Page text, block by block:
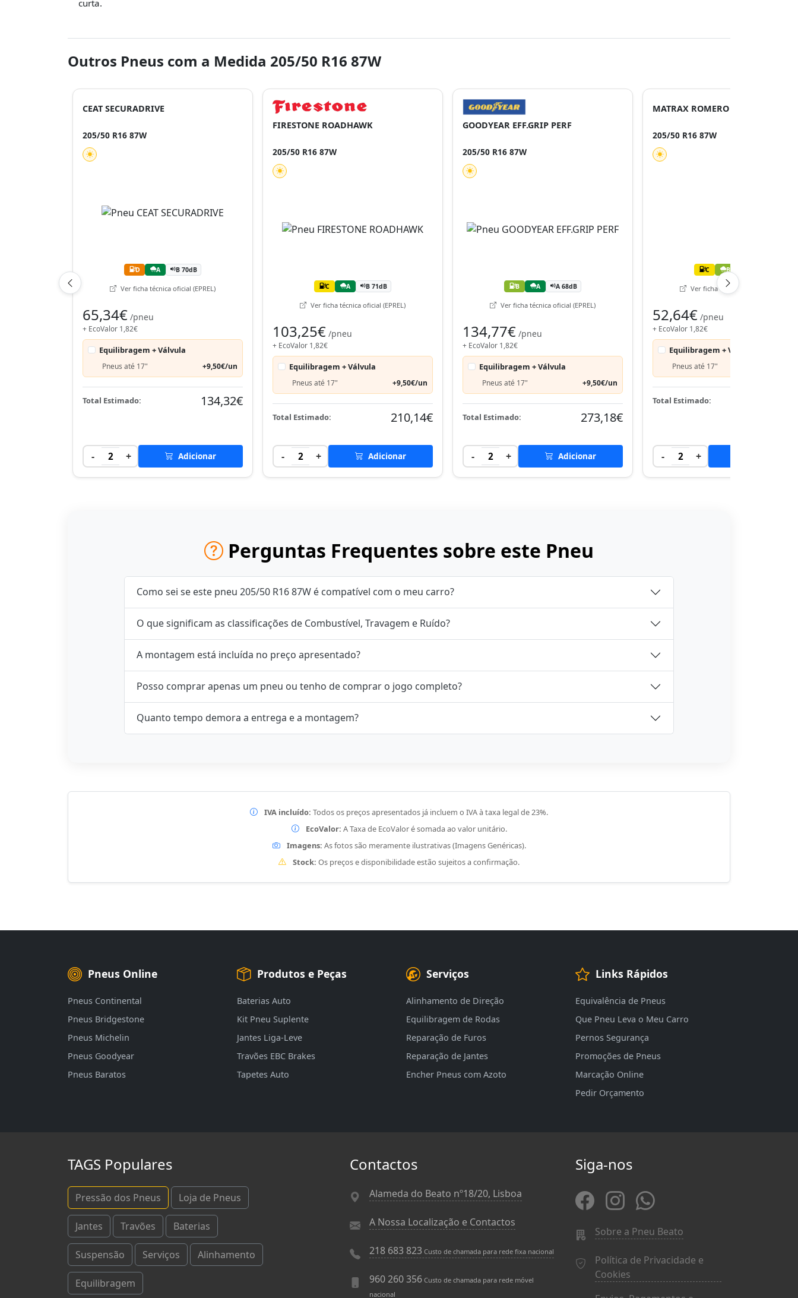
curta.
Outros Pneus com a Medida 205/50 R16 87W
CEAT SECURADRIVE
205/50 R16 87W
D A B 70dB
Ver ficha técnica oficial (EPREL)
65,34€ /pneu
+ EcoValor 1,82€
Equilibragem + Válvula
Pneus até 17" +9,50€/un
Total Estimado: 134,32€
- 2 + Adicionar
FIRESTONE ROADHAWK
205/50 R16 87W
C A B 71dB
Ver ficha técnica oficial (EPREL)
103,25€ /pneu
+ EcoValor 1,82€
Equilibragem + Válvula
Pneus até 17" +9,50€/un
Total Estimado: 210,14€
- 2 + Adicionar
GOODYEAR EFF.GRIP PERF
205/50 R16 87W
B A A 68dB
Ver ficha técnica oficial (EPREL)
134,77€ /pneu
+ EcoValor 1,82€
Equilibragem + Válvula
Pneus até 17" +9,50€/un
Total Estimado: 273,18€
- 2 + Adicionar
MATRAX ROMERO
205/50 R16 87W
C B
Ver ficha técnica oficial (EPREL)
52,64€ /pneu
+ EcoValor 1,82€
Equilibragem + Válvula
Pneus até 17"
Total Estimado:
- 2 +
Perguntas Frequentes sobre este Pneu
Como sei se este pneu 205/50 R16 87W é compatível com o meu carro?
O que significam as classificações de Combustível, Travagem e Ruído?
A montagem está incluída no preço apresentado?
Posso comprar apenas um pneu ou tenho de comprar o jogo completo?
Quanto tempo demora a entrega e a montagem?
IVA incluído: Todos os preços apresentados já incluem o IVA à taxa legal de 23%.
EcoValor: A Taxa de EcoValor é somada ao valor unitário.
Imagens: As fotos são meramente ilustrativas (Imagens Genéricas).
Stock: Os preços e disponibilidade estão sujeitos a confirmação.
Pneus Online
Pneus Continental
Pneus Bridgestone
Pneus Michelin
Pneus Goodyear
Pneus Baratos
Produtos e Peças
Baterias Auto
Kit Pneu Suplente
Jantes Liga-Leve
Travões EBC Brakes
Tapetes Auto
Serviços
Alinhamento de Direção
Equilibragem de Rodas
Reparação de Furos
Reparação de Jantes
Encher Pneus com Azoto
Links Rápidos
Equivalência de Pneus
Que Pneu Leva o Meu Carro
Pernos Segurança
Promoções de Pneus
Marcação Online
Pedir Orçamento
TAGS Populares
Pressão dos Pneus Loja de Pneus
Jantes Travões Baterias
Suspensão Serviços Alinhamento
Equilibragem
Contactos
Alameda do Beato nº18/20, Lisboa
A Nossa Localização e Contactos
218 683 823 Custo de chamada para rede fixa nacional
960 260 356 Custo de chamada para rede móvel
nacional
Siga-nos
Sobre a Pneu Beato
Política de Privacidade e
Cookies